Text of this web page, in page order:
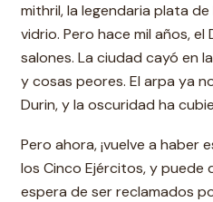
mithril, la legendaria plata
vidrio. Pero hace mil años,
salones. La ciudad cayó en
y cosas peores. El arpa ya
Durin, y la oscuridad ha
Pero ahora, ¡vuelve a haber
los Cinco Ejércitos, y puede
espera de ser reclamados